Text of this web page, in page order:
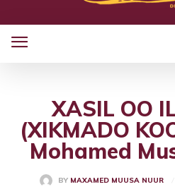
XASIL OO
(XIKMADO
Mohamed
BY MAXAMED MUUSA NUUR